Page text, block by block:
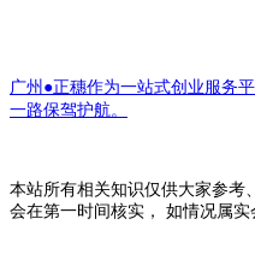
广州●正穗作为一站式创业服务
一路保驾护航。
本站所有相关知识仅供大家参考
会在第一时间核实， 如情况属